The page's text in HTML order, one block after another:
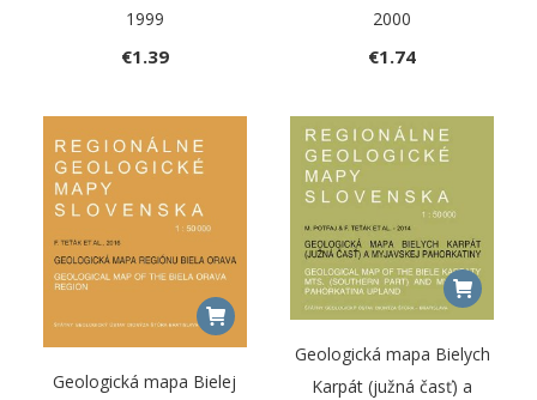
1999
€1.39
2000
€1.74
Geologická mapa Bielej
Geologická mapa Bielych
Karpát (južná časť) a